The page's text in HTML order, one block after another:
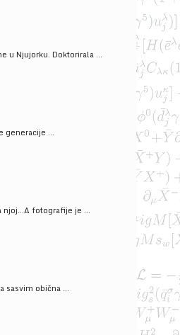
u Njujorku. Doktorirala ...
generacije ...
njoj…A fotografije je ...
sasvim obična ...